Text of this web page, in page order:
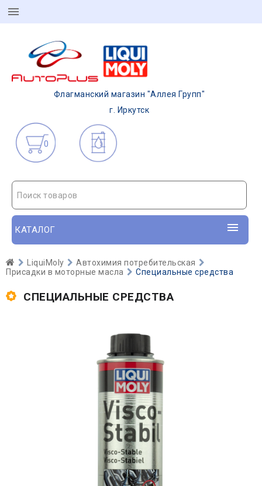
Флагманский магазин "Аллея Групп"
г. Иркутск
0
Поиск товаров
КАТАЛОГ
LiquiMoly
Автохимия потребительская
Присадки в моторные масла
Специальные средства
СПЕЦИАЛЬНЫЕ СРЕДСТВА